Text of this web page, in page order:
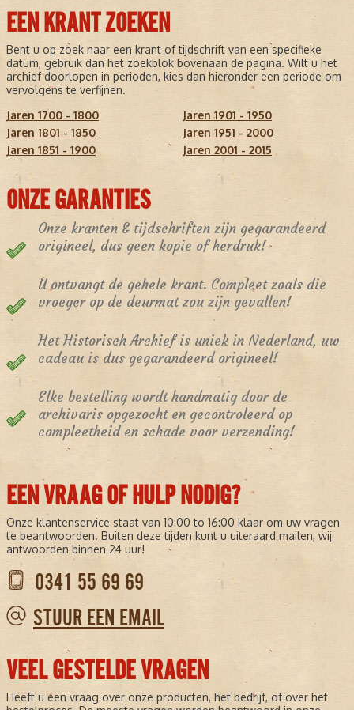
EEN KRANT ZOEKEN
Bent u op zoek naar een krant of tijdschrift van een specifieke
datum, gebruik dan het zoekblok bovenaan de pagina. Wilt u het
archief doorlopen in perioden, kies dan hieronder een periode om
vervolgens te verfijnen.
Jaren 1700 - 1800
Jaren 1801 - 1850
Jaren 1851 - 1900
Jaren 1901 - 1950
Jaren 1951 - 2000
Jaren 2001 - 2015
ONZE GARANTIES
Onze kranten & tijdschriften zijn gegarandeerd
origineel, dus geen kopie of herdruk!
U ontvangt de gehele krant. Compleet zoals die
vroeger op de deurmat zou zijn gevallen!
Het Historisch Archief is uniek in Nederland, uw
cadeau is dus gegarandeerd origineel!
Elke bestelling wordt handmatig door de
archivaris opgezocht en gecontroleerd op
compleetheid en schade voor verzending!
EEN VRAAG OF HULP NODIG?
Onze klantenservice staat van 10:00 to 16:00 klaar om uw vragen
te beantwoorden. Buiten deze tijden kunt u uiteraard mailen, wij
antwoorden binnen 24 uur!
0341 55 69 69
STUUR EEN EMAIL
VEEL GESTELDE VRAGEN
Heeft u een vraag over onze producten, het bedrijf, of over het